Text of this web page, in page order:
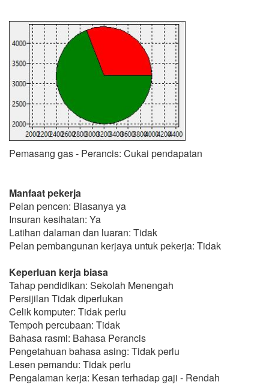
Pemasang gas - Perancis: Cukai pendapatan
Manfaat pekerja
Pelan pencen: Biasanya ya
Insuran kesihatan: Ya
Latihan dalaman dan luaran: Tidak
Pelan pembangunan kerjaya untuk pekerja: Tidak
Keperluan kerja biasa
Tahap pendidikan: Sekolah Menengah
Persijilan Tidak diperlukan
Celik komputer: Tidak perlu
Tempoh percubaan: Tidak
Bahasa rasmi: Bahasa Perancis
Pengetahuan bahasa asing: Tidak perlu
Lesen pemandu: Tidak perlu
Pengalaman kerja: Kesan terhadap gaji - Rendah